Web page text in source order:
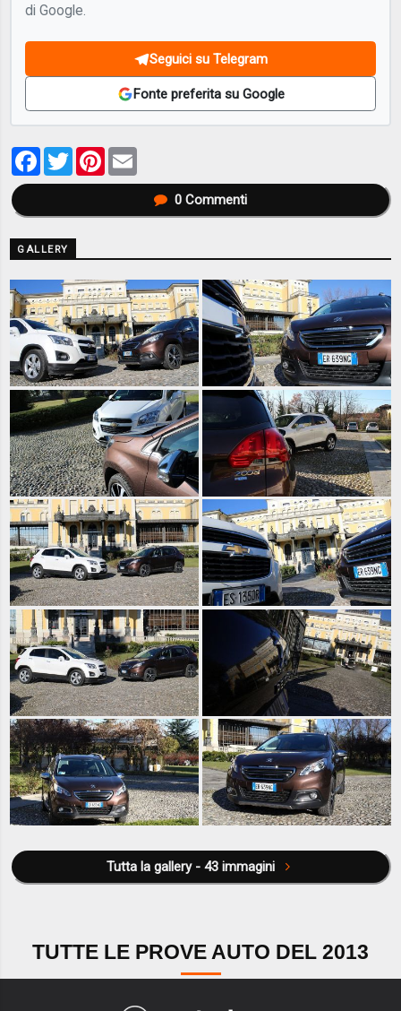
di Google.
Seguici su Telegram
Fonte preferita su Google
Facebook
TwitterPinterest
0Commenti
GALLERY
Tutta la gallery - 43 immagini
TUTTE LE PROVE AUTO DEL 2013